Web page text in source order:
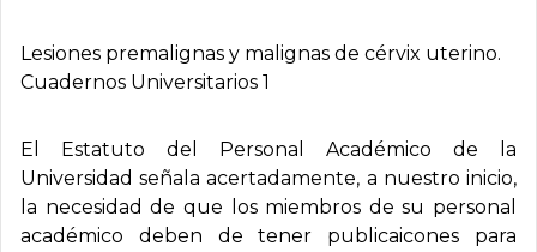
Lesiones premalignas y malignas de cérvix uterino.
Cuadernos Universitarios 1
El Estatuto del Personal Académico de la
Universidad señala acertadamente, a nuestro inicio,
la necesidad de que los miembros de su personal
académico deben de tener publicaicones para